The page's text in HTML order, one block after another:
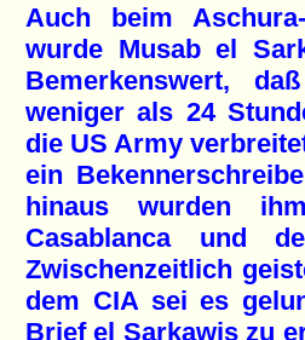
Auch beim
wurde Musab el
Bemerkenswert,
weniger als 24
die US Army
ein
hinaus wurden
Casablanca und
Zwischenzeitlich
dem CIA sei es
Brief el Sarkawis zu